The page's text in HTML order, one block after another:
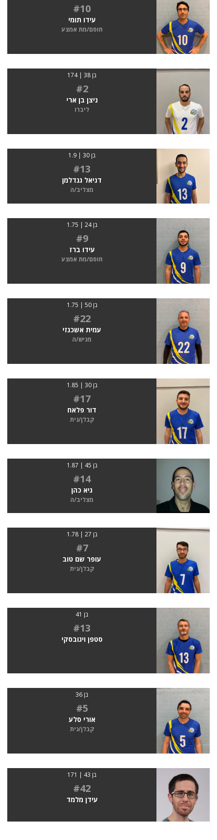
#10
עידו תומי
חוסם/מת אמצע
בן 38 | 174
#2
ניצן בן ארי
ליברו
בן 30 | 1.9
#13
דניאל גנדלמן
מצליב/ה
בן 24 | 1.75
#9
עידו ברז
חוסם/מת אמצע
בן 50 | 1.75
#22
עמית אשכנזי
מגיש/ה
בן 30 | 1.85
#17
דור פלאח
קבלן/נית
בן 45 | 1.87
#14
גיא כהן
מצליב/ה
בן 27 | 1.78
#7
עופר שם טוב
קבלן/נית
בן 41
#13
סטפן ויגובסקי
בן 36
#5
אורי סלע
קבלן/נית
בן 43 | 171
#42
עידן מלמד